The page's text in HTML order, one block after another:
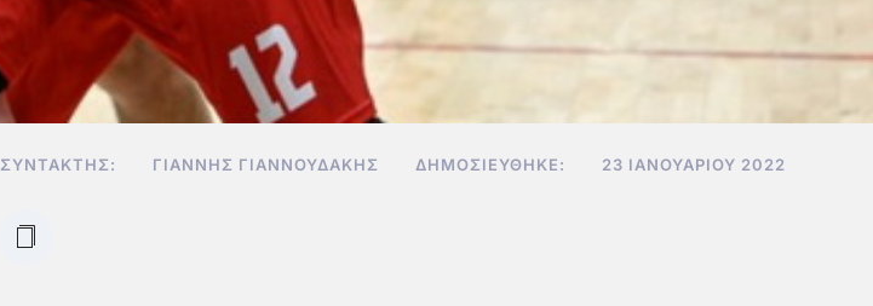
ΣΥΝΤΆΚΤΗΣ: ΓΙΆΝΝΗΣ ΓΙΑΝΝΟΥΔΆΚΗΣ ΔΗΜΟΣΙΕΎΘΗΚΕ: 23 ΙΑΝΟΥΑΡΊΟΥ 2022